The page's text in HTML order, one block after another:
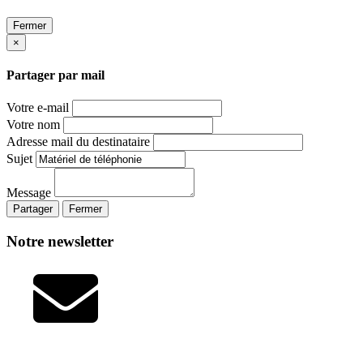
Fermer
×
Partager par mail
Votre e-mail
Votre nom
Adresse mail du destinataire
Sujet
Message
Partager Fermer
Notre newsletter